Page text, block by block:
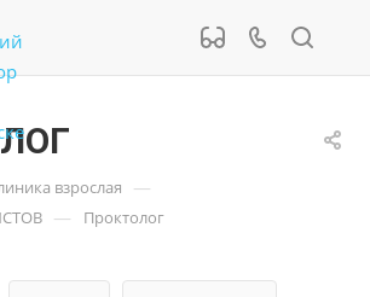
взрослая —
— Проктолог